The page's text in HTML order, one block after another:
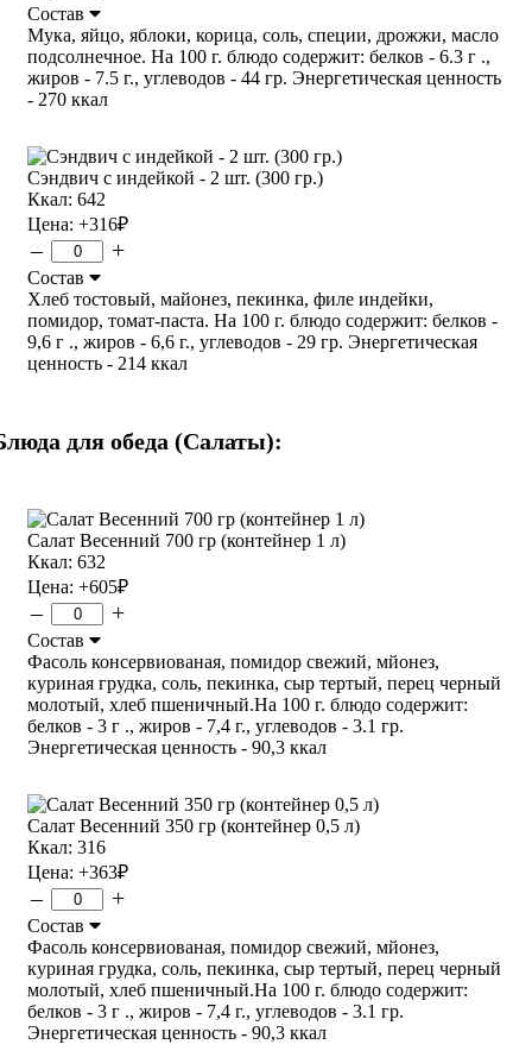
Состав
Мука, яйцо, яблоки, корица, соль, специи, дрожжи, масло
подсолнечное. На 100 г. блюдо содержит: белков - 6.3 г .,
жиров - 7.5 г., углеводов - 44 гр. Энергетическая ценность
- 270 ккал
Сэндвич с индейкой - 2 шт. (300 гр.)
Ккал: 642
Цена: +316₽
– +
Состав
Хлеб тостовый, майонез, пекинка, филе индейки,
помидор, томат-паста. На 100 г. блюдо содержит: белков -
9,6 г ., жиров - 6,6 г., углеводов - 29 гр. Энергетическая
ценность - 214 ккал
для обеда (Салаты):
Салат Весенний 700 гр (контейнер 1 л)
Ккал: 632
Цена: +605₽
– +
Состав
Фасоль консервиованая, помидор свежий, мйонез,
куриная грудка, соль, пекинка, сыр тертый, перец черный
молотый, хлеб пшеничный.На 100 г. блюдо содержит:
белков - 3 г ., жиров - 7,4 г., углеводов - 3.1 гр.
Энергетическая ценность - 90,3 ккал
Салат Весенний 350 гр (контейнер 0,5 л)
Ккал: 316
Цена: +363₽
– +
Состав
Фасоль консервиованая, помидор свежий, мйонез,
куриная грудка, соль, пекинка, сыр тертый, перец черный
молотый, хлеб пшеничный.На 100 г. блюдо содержит:
белков - 3 г ., жиров - 7,4 г., углеводов - 3.1 гр.
Энергетическая ценность - 90,3 ккал